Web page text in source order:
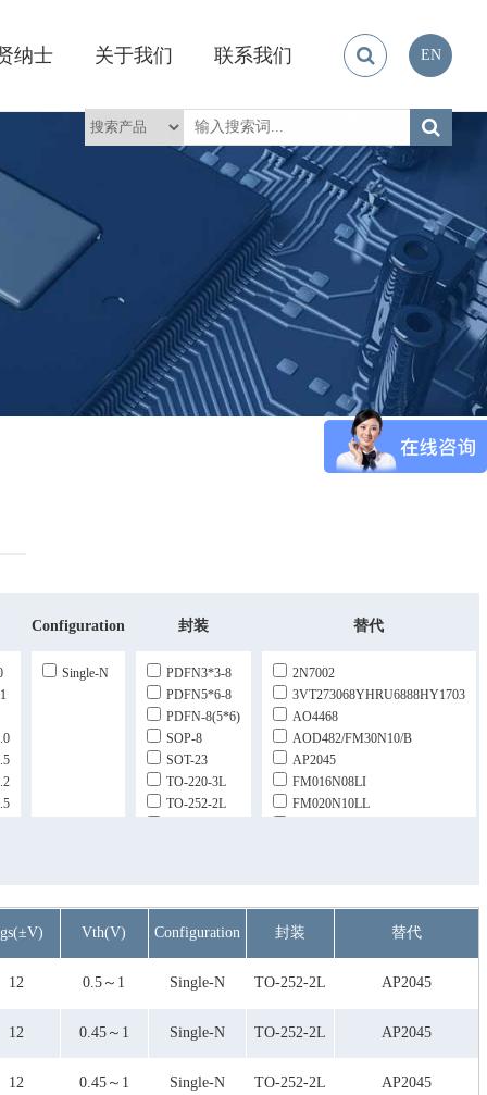
EN
纳士 关于我们 联系我们
Configuration 封装 替代
Single-N
PDFN3*3-8
PDFN5*6-8
PDFN-8(5*6)
SOP-8
SOT-23
TO-220-3L
TO-252-2L
2N7002
3VT273068YHRU6888HY1703
AO4468
AOD482/FM30N10/B
AP2045
FM016N08LI
FM020N10LL
FM062N10H
FM3080Q/H
FM30H10Q/H
FM30H15Q
FM45D15
Vth(V) Configuration 封装 替代
12 0.5～1 Single-N TO-252-2L AP2045
12 0.45～1 Single-N TO-252-2L AP2045
12 0.45～1 Single-N TO-252-2L AP2045